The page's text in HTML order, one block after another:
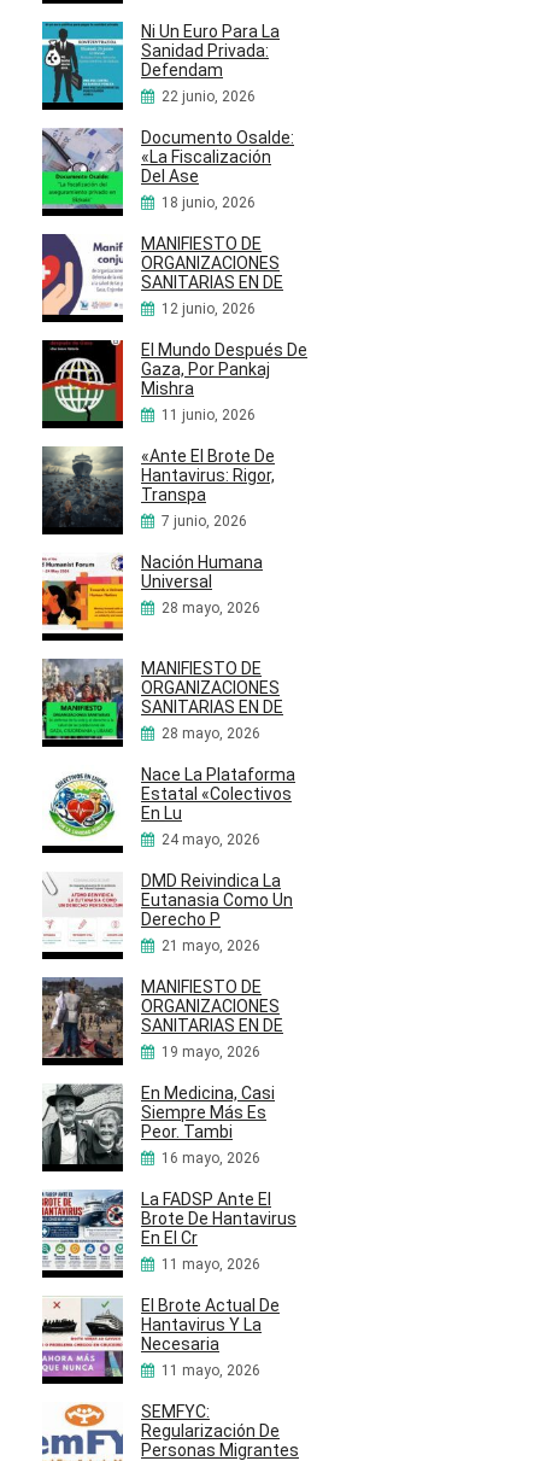
Ni Un Euro Para La
Sanidad Privada:
Defendam
22 junio, 2026
Documento Osalde:
«La Fiscalización
Del Ase
18 junio, 2026
MANIFIESTO DE
ORGANIZACIONES
SANITARIAS EN DE
12 junio, 2026
El Mundo Después De
Gaza, Por Pankaj
Mishra
11 junio, 2026
«Ante El Brote De
Hantavirus: Rigor,
Transpa
7 junio, 2026
Nación Humana
Universal
28 mayo, 2026
MANIFIESTO DE
ORGANIZACIONES
SANITARIAS EN DE
28 mayo, 2026
Nace La Plataforma
Estatal «Colectivos
En Lu
24 mayo, 2026
DMD Reivindica La
Eutanasia Como Un
Derecho P
21 mayo, 2026
MANIFIESTO DE
ORGANIZACIONES
SANITARIAS EN DE
19 mayo, 2026
En Medicina, Casi
Siempre Más Es
Peor. Tambi
16 mayo, 2026
La FADSP Ante El
Brote De Hantavirus
En El Cr
11 mayo, 2026
El Brote Actual De
Hantavirus Y La
Necesaria
11 mayo, 2026
SEMFYC:
Regularización De
Personas Migrantes